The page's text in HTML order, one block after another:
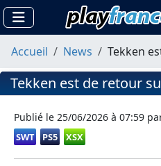
Accueil News Tekken
Tekken est de retour
Publié le 25/06/2026 à 07:59
SWT PS5 XSX